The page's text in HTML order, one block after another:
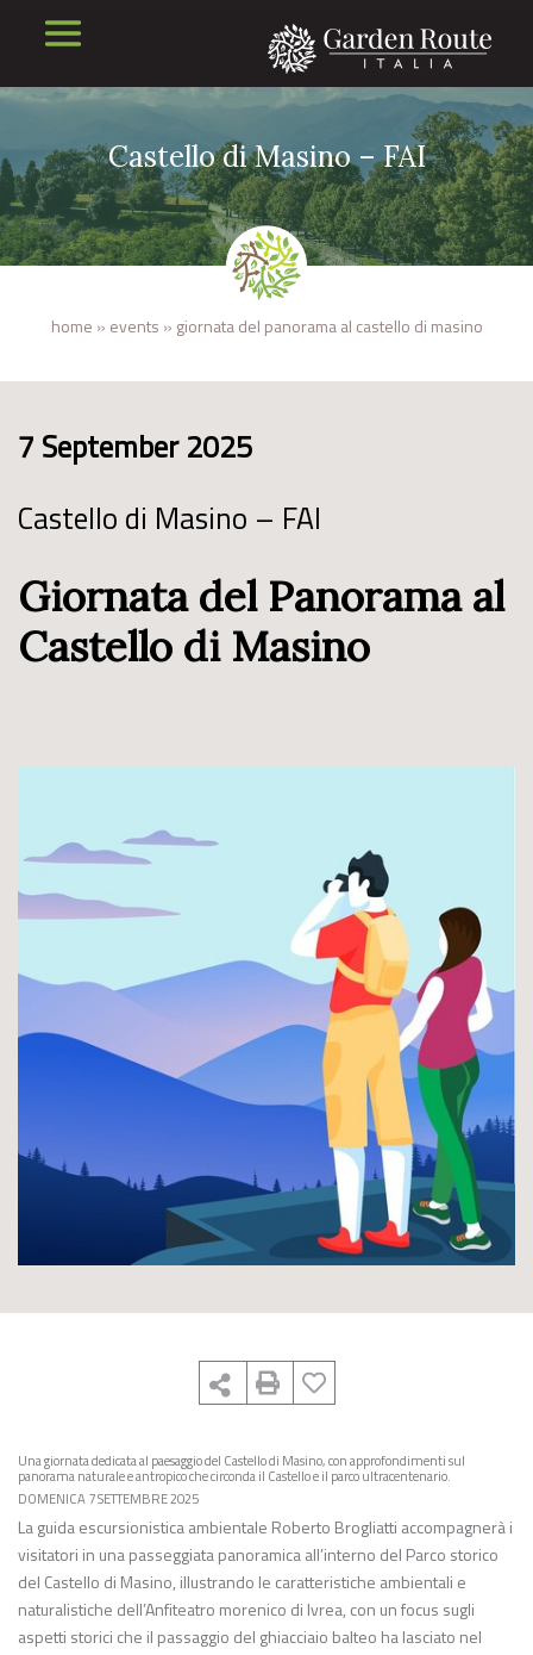
Castello di Masino – FAI
home » events » giornata del panorama al castello di masino
7 September 2025
Castello di Masino – FAI
Giornata del Panorama al
Castello di Masino
Una giornata dedicata al paesaggio del Castello di Masino, con approfondimenti sul
panorama naturale e antropico che circonda il Castello e il parco ultracentenario.
DOMENICA 7 SETTEMBRE 2025
La guida escursionistica ambientale Roberto Brogliatti accompagnerà i
visitatori in una passeggiata panoramica all’interno del Parco storico
del Castello di Masino, illustrando le caratteristiche ambientali e
naturalistiche dell’Anfiteatro morenico di Ivrea, con un focus sugli
aspetti storici che il passaggio del ghiacciaio balteo ha lasciato nel